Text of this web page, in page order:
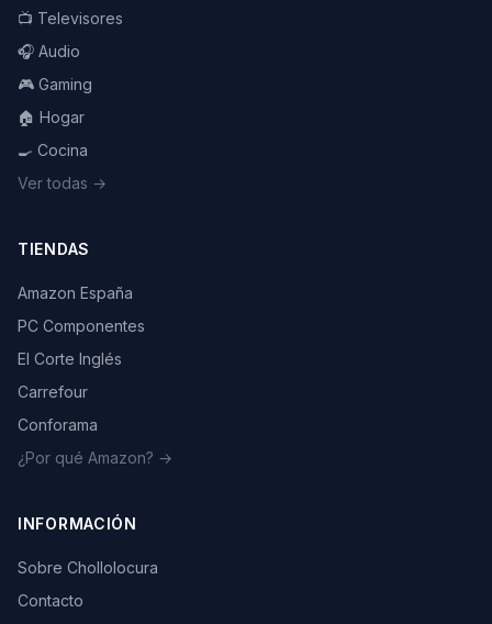
📺 Televisores
🎧 Audio
🎮 Gaming
🏠 Hogar
🍳 Cocina
Ver todas →
TIENDAS
Amazon España
PC Componentes
El Corte Inglés
Carrefour
Conforama
¿Por qué Amazon? →
INFORMACIÓN
Sobre Chollolocura
Contacto